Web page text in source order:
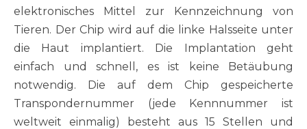
elektronisches Mittel zur Kennzeichnung von
Tieren. Der Chip wird auf die linke Halsseite unter
die Haut implantiert. Die Implantation geht
einfach und schnell, es ist keine Betäubung
notwendig. Die auf dem Chip gespeicherte
Transpondernummer (jede Kennnummer ist
weltweit einmalig) besteht aus 15 Stellen und